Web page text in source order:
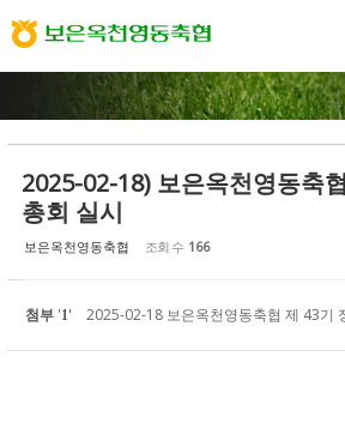
2025-02-18) 보은옥천영동축
총회 실시
보은옥천영동축협 조회 수 166
첨부 '1' 2025-02-18 보은옥천영동축협 제 43기